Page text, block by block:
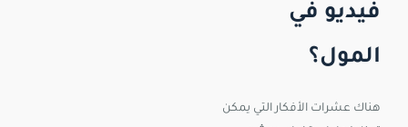
فيديو في
المول؟
هناك عشرات الأفكار التي يمكن